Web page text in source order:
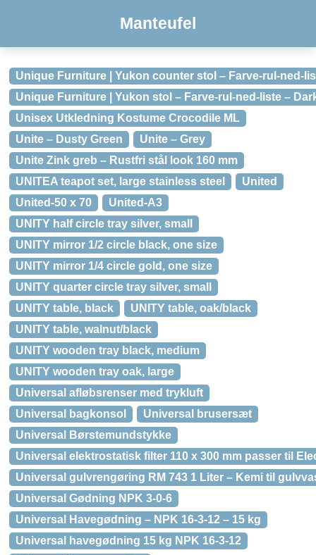
Manteufel
Unique Furniture | Yukon counter stol – Farve-rul-ned-
Unique Furniture | Yukon stol – Farve-rul-ned-liste –
Unisex Utkledning Kostume Crocodile ML
Unite – Dusty Green
Unite – Grey
Unite Zink greb – Rustfri stål look 160 mm
UNITEA teapot set, large stainless steel
United
United-50 x 70
United-A3
UNITY half circle tray silver, small
UNITY mirror 1/2 circle black, one size
UNITY mirror 1/4 circle gold, one size
UNITY quarter circle tray silver, small
UNITY table, black
UNITY table, oak/black
UNITY table, walnut/black
UNITY wooden tray black, medium
UNITY wooden tray oak, large
Universal afløbsrenser med trykluft
Universal bagkonsol
Universal brusersæt
Universal Børstemundstykke
Universal elektrostatisk filter 110 x 300 mm passer til
Universal gulvrengøring RM 743 1 Liter – Kemi til
Universal Gødning NPK 3-0-6
Universal Havegødning – NPK 16-3-12 – 15 kg
Universal havegødning 15 kg NPK 16-3-12